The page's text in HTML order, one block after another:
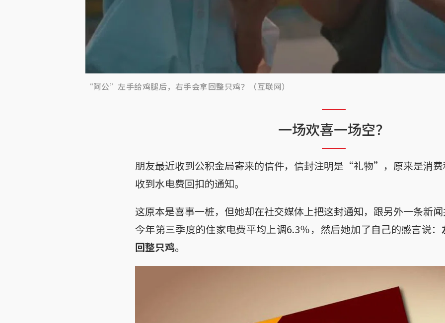
“阿公”左手给鸡腿后，右手会拿回整只鸡？（互联网）
一场欢喜一场空？
朋友最近收到公积金局寄来的信件，信封注明是“礼物”，原来是消
收到水电费回扣的通知。
这原本是喜事一桩，但她却在社交媒体上把这封通知，跟另外一条新
今年第三季度的住家电费平均上调6.3％，然后她加了自己的感言说：
回整只鸡。